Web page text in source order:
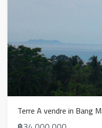
Terre A vendre in Bang